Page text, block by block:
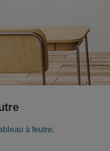
à feutre.